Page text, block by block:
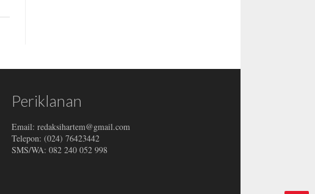
Periklanan
Email: redaksihartem@gmail.com
Telepon: (024) 76423442
SMS/WA: 082 240 052 998